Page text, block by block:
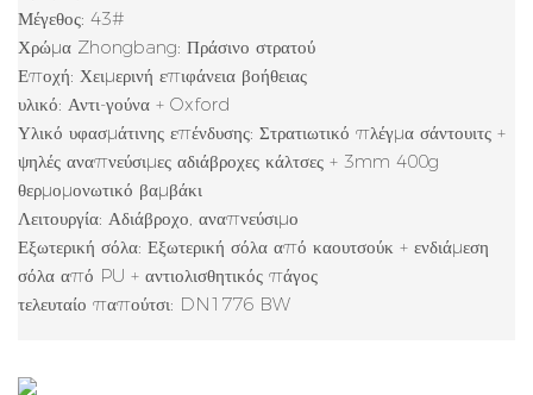
Μέγεθος: 43#
Χρώμα Zhongbang: Πράσινο στρατού
Εποχή: Χειμερινή επιφάνεια βοήθειας
υλικό: Αντι-γούνα + Oxford
Υλικό υφασμάτινης επένδυσης: Στρατιωτικό πλέγμα σάντουιτς +
ψηλές αναπνεύσιμες αδιάβροχες κάλτσες + 3mm 400g
θερμομονωτικό βαμβάκι
Λειτουργία: Αδιάβροχο, αναπνεύσιμο
Εξωτερική σόλα: Εξωτερική σόλα από καουτσούκ + ενδιάμεση
σόλα από PU + αντιολισθητικός πάγος
τελευταίο παπούτσι: DN1776 BW